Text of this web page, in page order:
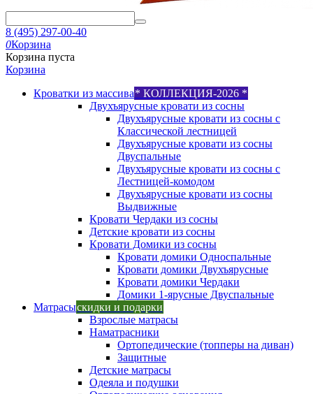
8 (495) 297-00-40
0Корзина
Корзина пуста
Корзина
Кроватки из массива* КОЛЛЕКЦИЯ-2026 *
Двухъярусные кровати из сосны
Двухъярусные кровати из сосны с
Классической лестницей
Двухъярусные кровати из сосны
Двуспальные
Двухъярусные кровати из сосны с
Лестницей-комодом
Двухъярусные кровати из сосны
Выдвижные
Кровати Чердаки из сосны
Детские кровати из сосны
Кровати Домики из сосны
Кровати домики Односпальные
Кровати домики Двухъярусные
Кровати домики Чердаки
Домики 1-ярусные Двуспальные
Матрасыскидки и подарки
Взрослые матрасы
Наматрасники
Ортопедические (топперы на диван)
Защитные
Детские матрасы
Одеяла и подушки